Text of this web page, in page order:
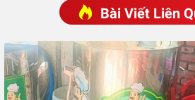
Bài Viết Liên